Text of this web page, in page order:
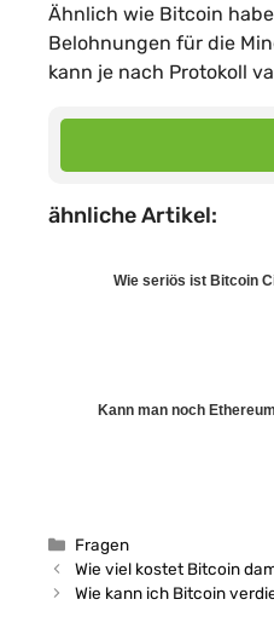
Ähnlich wie Bitcoin
Belohnungen für die
kann je nach Protokoll
ähnliche Artikel:
Wie seriös ist Bitcoin
Kann man noch
Kategorien
Fragen
Wie viel kostet Bitcoin
Wie kann ich Bitcoin